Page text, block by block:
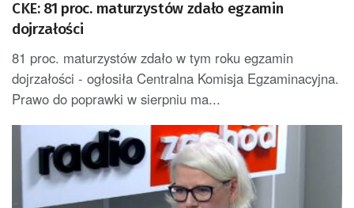
CKE: 81 proc. maturzystów zdało egzamin
dojrzałości
81 proc. maturzystów zdało w tym roku egzamin
dojrzałości - ogłosiła Centralna Komisja Egzaminacyjna.
Prawo do poprawki w sierpniu ma...